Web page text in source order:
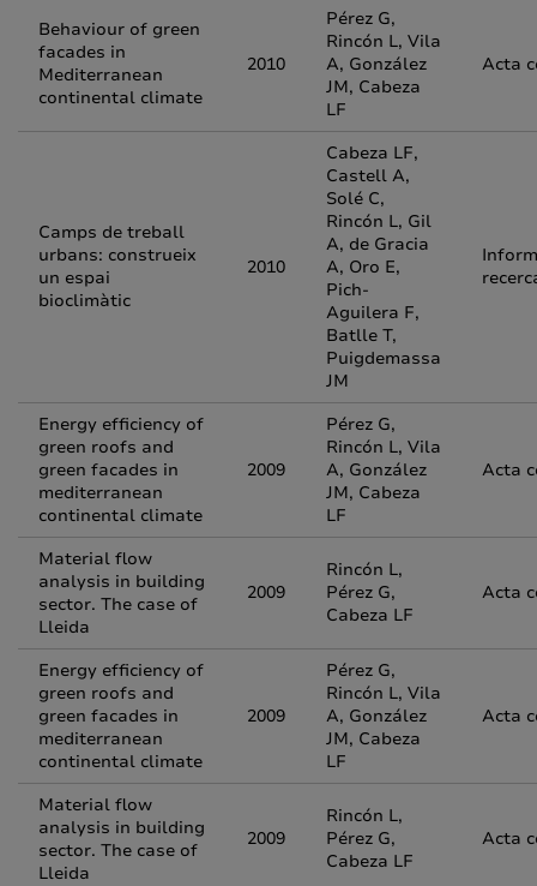
Behaviour of green
facades in
Mediterranean
continental climate
2010
Pérez G,
Rincón L, Vila
A, González
JM, Cabeza
LF
Acta
Camps de treball
urbans: construeix
un espai
bioclimàtic
2010
Cabeza LF,
Castell A,
Solé C,
Rincón L, Gil
A, de Gracia
A, Oro E,
Pich-
Aguilera F,
Batlle T,
Puigdemassa
JM
Energy efficiency of
green roofs and
green facades in
mediterranean
continental climate
2009
Pérez G,
Rincón L, Vila
A, González
JM, Cabeza
LF
Acta
Material flow
analysis in building
sector. The case of
Lleida
2009
Rincón L,
Pérez G,
Cabeza LF
Acta
Energy efficiency of
green roofs and
green facades in
mediterranean
continental climate
2009
Pérez G,
Rincón L, Vila
A, González
JM, Cabeza
LF
Acta
Material flow
analysis in building
sector. The case of
Lleida
2009
Rincón L,
Pérez G,
Cabeza LF
Acta